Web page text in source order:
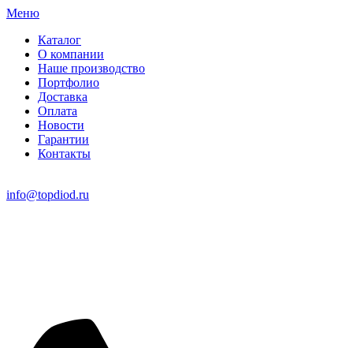
Меню
Каталог
О компании
Наше производство
Портфолио
Доставка
Оплата
Новости
Гарантии
Контакты
info@topdiod.ru